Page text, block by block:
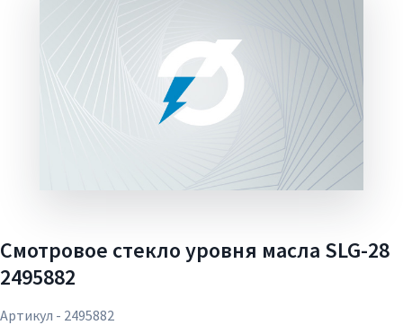
Смотровое стекло уровня масла SLG-28
2495882
Артикул - 2495882